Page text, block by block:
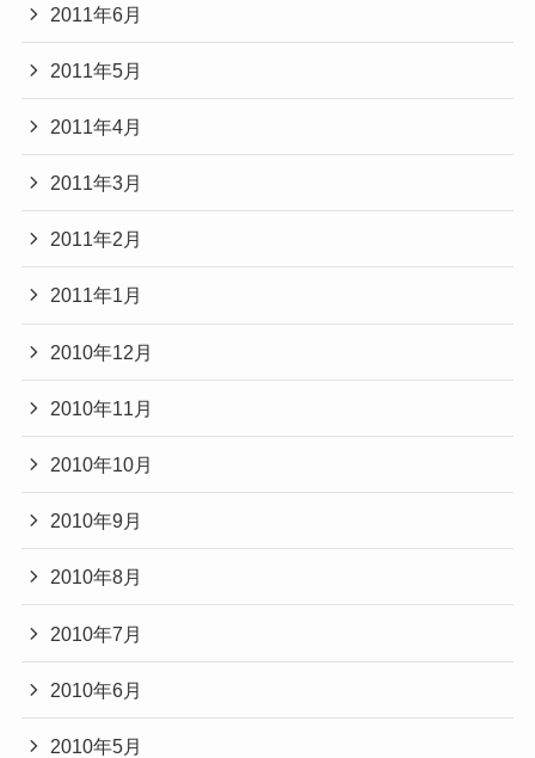
2011年6月
2011年5月
2011年4月
2011年3月
2011年2月
2011年1月
2010年12月
2010年11月
2010年10月
2010年9月
2010年8月
2010年7月
2010年6月
2010年5月